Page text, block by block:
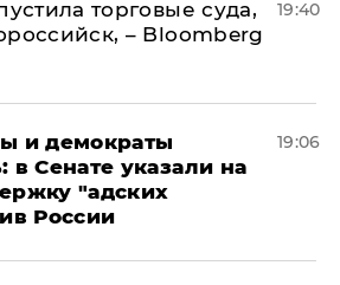
торговые суда,
– Bloomberg
19:40
и демократы
в Сенате указали на
"адских
России
19:06